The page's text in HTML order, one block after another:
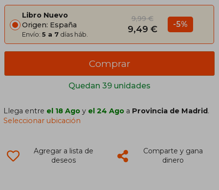
Libro Nuevo
Origen: España
Envío: 5 a 7 días háb.
9,99 €
9,49 € -5%
Quedan 39 unidades
Comprar
Llega entre el 18 Ago y el 24 Ago a Provincia de Madrid.
Seleccionar ubicación
Agregar a lista de
deseos
Comparte y gana
dinero